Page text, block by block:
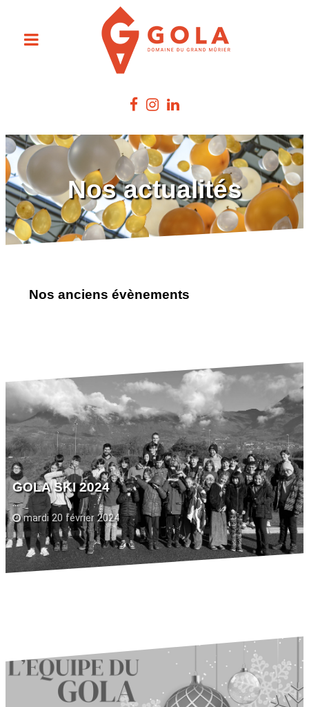
Nos actualités
Nos anciens évènements
GOLA SKI 2024
...
mardi 20 février 2024